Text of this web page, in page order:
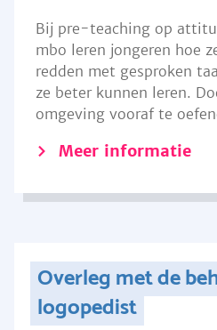
Bij pre-teaching op
mbo leren jongeren hoe
redden met gesproken
ze beter kunnen leren.
omgeving vooraf te
Meer informatie
Overleg met de
logopedist